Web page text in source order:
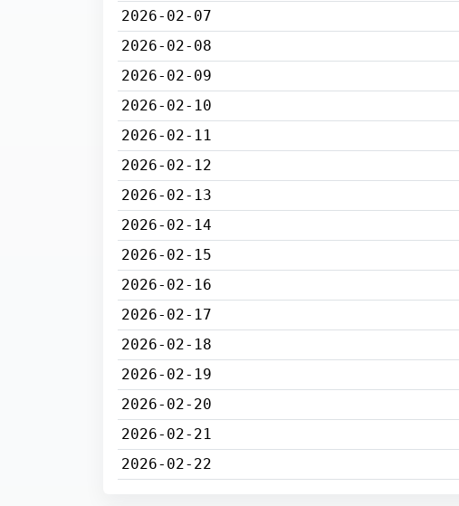
2026-02-07
2026-02-08
2026-02-09
2026-02-10
2026-02-11
2026-02-12
2026-02-13
2026-02-14
2026-02-15
2026-02-16
2026-02-17
2026-02-18
2026-02-19
2026-02-20
2026-02-21
2026-02-22